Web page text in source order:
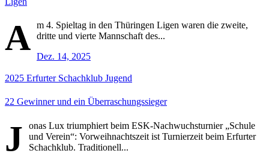
A m 4. Spieltag in den Thüringen Ligen waren die zweite,
dritte und vierte Mannschaft des...
Dez. 14, 2025
2025 Erfurter Schachklub Jugend
22 Gewinner und ein Überraschungssieger
J
onas Lux triumphiert beim ESK-Nachwuchsturnier „Schule
und Verein“: Vorweihnachtszeit ist Turnierzeit beim Erfurter
Schachklub. Traditionell...